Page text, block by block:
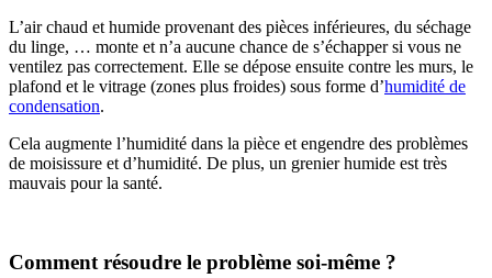
L’air chaud et humide provenant des pièces inférieures, du séchage
du linge, … monte et n’a aucune chance de s’échapper si vous ne
ventilez pas correctement. Elle se dépose ensuite contre les murs, le
plafond et le vitrage (zones plus froides) sous forme d’humidité de
condensation.
Cela augmente l’humidité dans la pièce et engendre des problèmes
de moisissure et d’humidité. De plus, un grenier humide est très
mauvais pour la santé.
Comment résoudre le problème soi-même ?